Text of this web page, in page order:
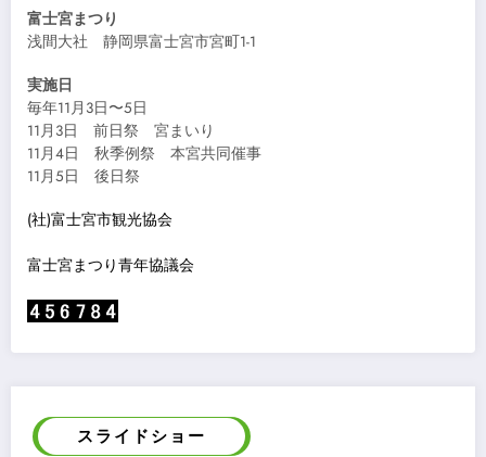
富士宮まつり
浅間大社 静岡県富士宮市宮町1-1
実施日
毎年11月3日〜5日
11月3日 前日祭 宮まいり
11月4日 秋季例祭 本宮共同催事
11月5日 後日祭
(社)富士宮市観光協会
富士宮まつり青年協議会
スライドショー